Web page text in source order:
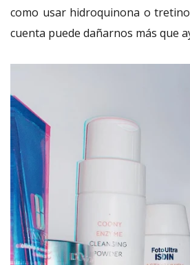
como usar hidroquinona o
cuenta puede dañarnos más que